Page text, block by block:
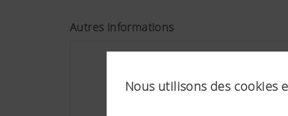
Nous utilisons des cookies
Autres informations